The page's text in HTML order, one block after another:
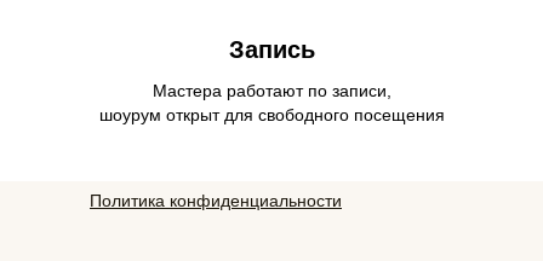
Запись
Мастера работают по записи,
шоурум открыт для свободного посещения
Политика конфиденциальности